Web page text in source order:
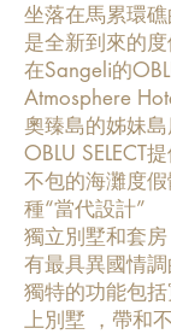
坐落在馬累環
是全新到來的度
在Sangeli的
Atmosphere
奧臻島的姊妹島
OBLU SELECT
不包的海灘度
種“當代設計”
獨立別墅和套
有最具異國情調
獨特的功能包
上別墅 ，帶和